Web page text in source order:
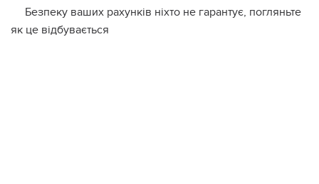
Безпеку ваших рахунків ніхто не гарантує, погляньте
як це відбувається